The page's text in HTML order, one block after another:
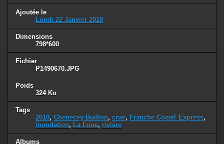
Ajoutée le
Lundi 22 Janvier 2018
Dimensions
798*600
Fichier
P1490670.JPG
Poids
324 Ko
Tags
2018, Chenecey-Buillon, crue, Franche Comté Express,
inondation, La Loue, rivière
Albums